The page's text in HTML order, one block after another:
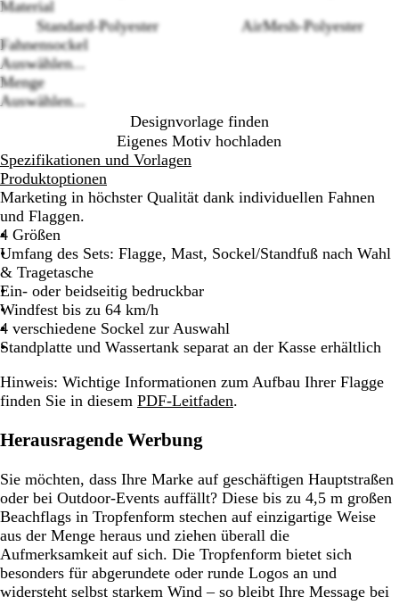
Material
Standard-Polyester
AirMesh-Polyester
Fahnensockel
Auswählen...
Menge
Auswählen...
Designvorlage finden
Eigenes Motiv hochladen
Spezifikationen und Vorlagen
Produktoptionen
Marketing in höchster Qualität dank individuellen Fahnen
und Flaggen.
4 Größen
Umfang des Sets: Flagge, Mast, Sockel/Standfuß nach Wahl
& Tragetasche
Ein- oder beidseitig bedruckbar
Windfest bis zu 64 km/h
4 verschiedene Sockel zur Auswahl
Standplatte und Wassertank separat an der Kasse erhältlich
Hinweis: Wichtige Informationen zum Aufbau Ihrer Flagge
finden Sie in diesem PDF-Leitfaden.
Herausragende Werbung
Sie möchten, dass Ihre Marke auf geschäftigen Hauptstraßen
oder bei Outdoor-Events auffällt? Diese bis zu 4,5 m großen
Beachflags in Tropfenform stechen auf einzigartige Weise
aus der Menge heraus und ziehen überall die
Aufmerksamkeit auf sich. Die Tropfenform bietet sich
besonders für abgerundete oder runde Logos an und
widersteht selbst starkem Wind – so bleibt Ihre Message bei